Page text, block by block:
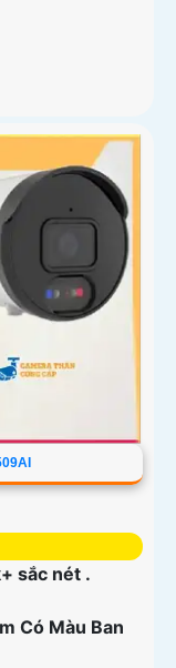
sắc nét .
Có Màu Ban